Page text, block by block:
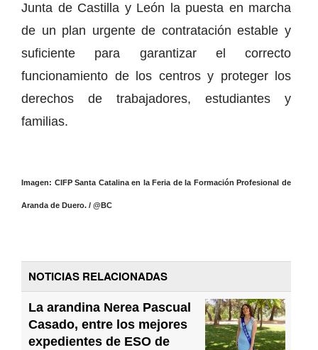
Junta de Castilla y León la puesta en marcha
de un plan urgente de contratación estable y
suficiente para garantizar el correcto
funcionamiento de los centros y proteger los
derechos de trabajadores, estudiantes y
familias.
Imagen: CIFP Santa Catalina en la Feria de la Formación Profesional de
Aranda de Duero. / @BC
NOTICIAS RELACIONADAS
La arandina Nerea Pascual
Casado, entre los mejores
expedientes de ESO de